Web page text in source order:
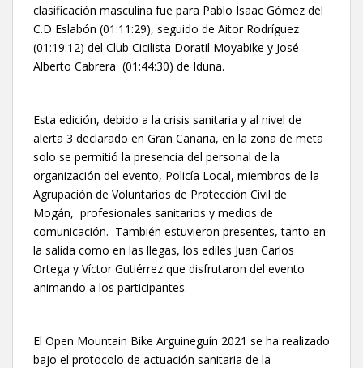
clasificación masculina fue para Pablo Isaac Gómez del
C.D Eslabón (01:11:29), seguido de Aitor Rodríguez
(01:19:12) del Club Cicilista Doratil Moyabike y José
Alberto Cabrera (01:44:30) de Iduna.
Esta edición, debido a la crisis sanitaria y al nivel de
alerta 3 declarado en Gran Canaria, en la zona de meta
solo se permitió la presencia del personal de la
organización del evento, Policía Local, miembros de la
Agrupación de Voluntarios de Protección Civil de
Mogán, profesionales sanitarios y medios de
comunicación. También estuvieron presentes, tanto en
la salida como en las llegas, los ediles Juan Carlos
Ortega y Víctor Gutiérrez que disfrutaron del evento
animando a los participantes.
El Open Mountain Bike Arguineguín 2021 se ha realizado
bajo el protocolo de actuación sanitaria de la